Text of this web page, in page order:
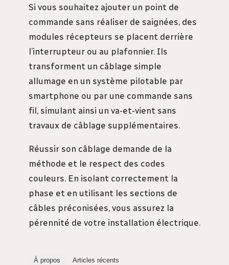
Si vous souhaitez ajouter un point de
commande sans réaliser de saignées, des
modules récepteurs se placent derrière
l’interrupteur ou au plafonnier. Ils
transforment un câblage simple
allumage en un système pilotable par
smartphone ou par une commande sans
fil, simulant ainsi un va-et-vient sans
travaux de câblage supplémentaires.
Réussir son câblage demande de la
méthode et le respect des codes
couleurs. En isolant correctement la
phase et en utilisant les sections de
câbles préconisées, vous assurez la
pérennité de votre installation électrique.
À propos Articles récents